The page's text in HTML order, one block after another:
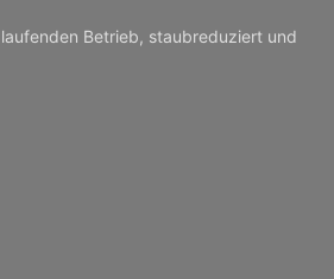
Betrieb, staubreduziert und